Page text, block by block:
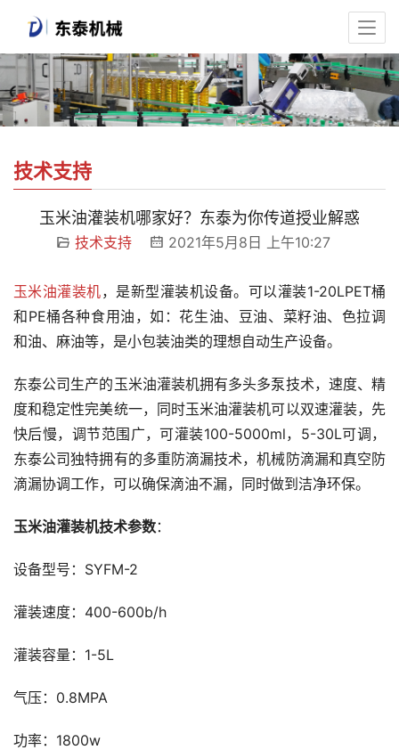
技术支持
玉米油灌装机哪家好？东泰为你传道授业解惑
技术支持 2021年5月8日 上午10:27
玉米油灌装机，是新型灌装机设备。可以灌装1-20LPET桶
和PE桶各种食用油，如：花生油、豆油、菜籽油、色拉调
和油、麻油等，是小包装油类的理想自动生产设备。
东泰公司生产的玉米油灌装机拥有多头多泵技术，速度、精
度和稳定性完美统一，同时玉米油灌装机可以双速灌装，先
快后慢，调节范围广，可灌装100-5000ml，5-30L可调，
东泰公司独特拥有的多重防滴漏技术，机械防滴漏和真空防
滴漏协调工作，可以确保滴油不漏，同时做到洁净环保。
玉米油灌装机技术参数：
设备型号：SYFM-2
灌装速度：400-600b/h
灌装容量：1-5L
气压：0.8MPA
功率：1800w